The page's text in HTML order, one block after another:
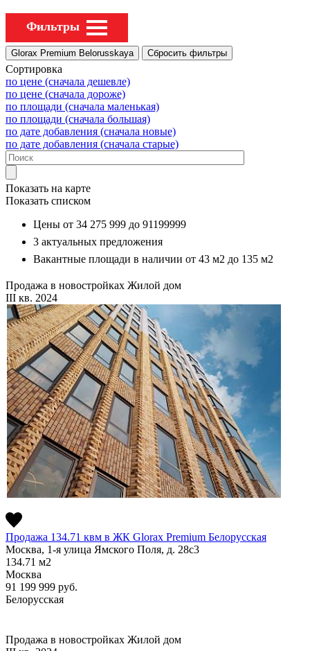
Фильтры
Сортировка
по цене (сначала дешевле)
по цене (сначала дороже)
по площади (сначала маленькая)
по площади (сначала большая)
по дате добавления (сначала новые)
по дате добавления (сначала старые)
Показать на карте
Показать списком
Цены от 34 275 999 до 91199999
3 актуальных предложения
Вакантные площади в наличии от 43 м2 до 135 м2
Продажа в новостройках Жилой дом
III кв. 2024
Продажа 134.71 квм в ЖК Glorax Premium Белорусская
Москва, 1-я улица Ямского Поля, д. 28с3
134.71 м2
Москва
91 199 999 руб.
Белорусская
Продажа в новостройках Жилой дом